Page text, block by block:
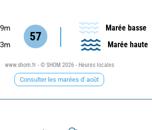
57
Marée basse
Marée haute
www.shom.fr - © SHOM 2026 - Heures locales
Consulter les marées d' août